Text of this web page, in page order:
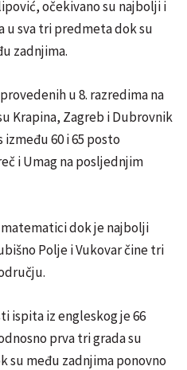
očekivano su najbolji i
u sva tri predmeta dok su
zadnjima.
u 8. razredima na
Krapina, Zagreb i Dubrovnik
60 i 65 posto
i Umag na posljednjim
dok je najbolji
Polje i Vukovar čine tri
ispita iz engleskog je 66
prva tri grada su
su među zadnjima ponovno